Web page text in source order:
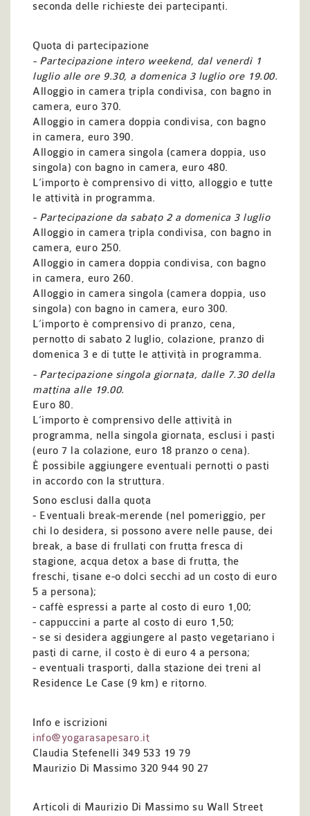
seconda delle richieste dei partecipanti.
Quota di partecipazione
- Partecipazione intero weekend, dal venerdì 1
luglio alle ore 9.30, a domenica 3 luglio ore 19.00.
Alloggio in camera tripla condivisa, con bagno in
camera, euro 370.
Alloggio in camera doppia condivisa, con bagno
in camera, euro 390.
Alloggio in camera singola (camera doppia, uso
singola) con bagno in camera, euro 480.
L’importo è comprensivo di vitto, alloggio e tutte
le attività in programma.
- Partecipazione da sabato 2 a domenica 3 luglio
Alloggio in camera tripla condivisa, con bagno in
camera, euro 250.
Alloggio in camera doppia condivisa, con bagno
in camera, euro 260.
Alloggio in camera singola (camera doppia, uso
singola) con bagno in camera, euro 300.
L’importo è comprensivo di pranzo, cena,
pernotto di sabato 2 luglio, colazione, pranzo di
domenica 3 e di tutte le attività in programma.
- Partecipazione singola giornata, dalle 7.30 della
mattina alle 19.00.
Euro 80.
L’importo è comprensivo delle attività in
programma, nella singola giornata, esclusi i pasti
(euro 7 la colazione, euro 18 pranzo o cena).
È possibile aggiungere eventuali pernotti o pasti
in accordo con la struttura.
Sono esclusi dalla quota
- Eventuali break-merende (nel pomeriggio, per
chi lo desidera, si possono avere nelle pause, dei
break, a base di frullati con frutta fresca di
stagione, acqua detox a base di frutta, the
freschi, tisane e-o dolci secchi ad un costo di euro
5 a persona);
- caffè espressi a parte al costo di euro 1,00;
- cappuccini a parte al costo di euro 1,50;
- se si desidera aggiungere al pasto vegetariano i
pasti di carne, il costo è di euro 4 a persona;
- eventuali trasporti, dalla stazione dei treni al
Residence Le Case (9 km) e ritorno.
Info e iscrizioni
info@yogarasapesaro.it
Claudia Stefenelli 349 533 19 79
Maurizio Di Massimo 320 944 90 27
Articoli di Maurizio Di Massimo su Wall Street